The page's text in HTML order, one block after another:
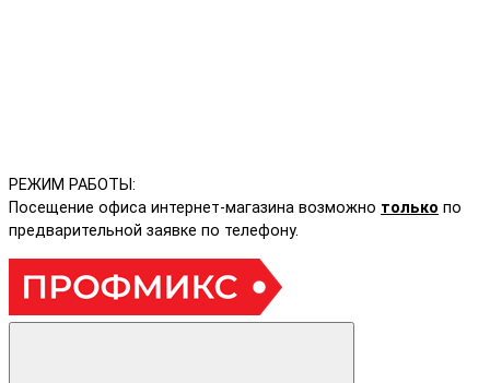
РЕЖИМ РАБОТЫ:
Посещение офиса интернет-магазина возможно только по
предварительной заявке по телефону.